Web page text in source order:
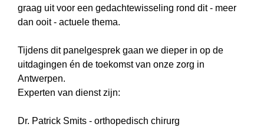
graag uit voor een gedachtewisseling rond dit - meer
dan ooit - actuele thema.
Tijdens dit panelgesprek gaan we dieper in op de
uitdagingen én de toekomst van onze zorg in
Antwerpen.
Experten van dienst zijn:
Dr. Patrick Smits - orthopedisch chirurg